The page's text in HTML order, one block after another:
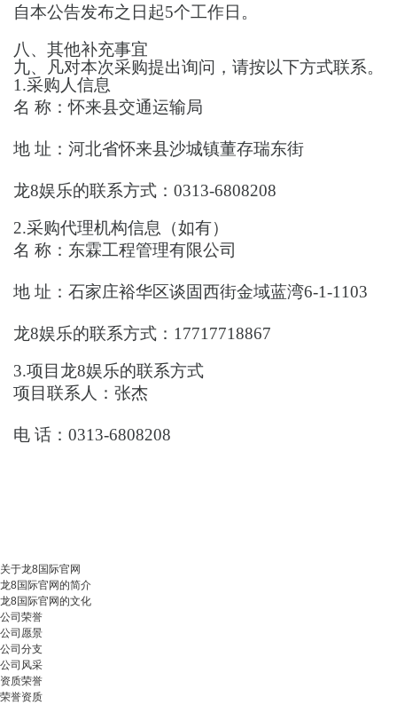
自本公告发布之日起5个工作日。
八、其他补充事宜
九、凡对本次采购提出询问，请按以下方式联系。
1.采购人信息
名 称：怀来县交通运输局
地 址： 河北省怀来县沙城镇董存瑞东街
龙8娱乐的联系方式： 0313-6808208
2.采购代理机构信息（如有）
名 称： 东霖工程管理有限公司
地 址： 石家庄裕华区谈固西街金域蓝湾6-1-1103
龙8娱乐的联系方式： 17717718867
3.项目 龙8娱乐的联系方式
项目联系人： 张杰
电 话： 0313-6808208
关于龙8国际官网
龙8国际官网的简介
龙8国际官网的文化
公司荣誉
公司愿景
公司分支
公司风采
资质荣誉
荣誉资质